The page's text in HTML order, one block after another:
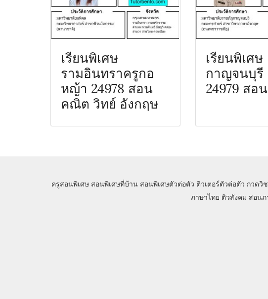
เรียนพิเศษ
รามอินทราครูกอ
หญ้า 24978 สอน
คณิต วิทย์ อังกฤษ
เรียนพิเศษ
กาญจนบุรี
24979 สอ
ครูสอนพิเศษ สอนพิเศษที่บ้าน สอนพิเศษตัวต่อตัว ติวเตอร์ตัวต่อตัว กวดวิ
ภาษาไทย ติวสังคม สอน